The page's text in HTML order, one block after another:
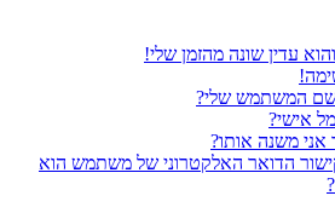
עדין שונה מהזמן שלי!
שם המשתמש שלי?
אישי?
אני משנה אותו?
הדואר האלקטרוני של משתמש הוא